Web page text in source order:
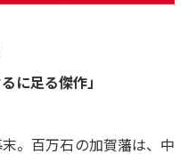
に足る傑作」
。百万石の加賀藩は、中